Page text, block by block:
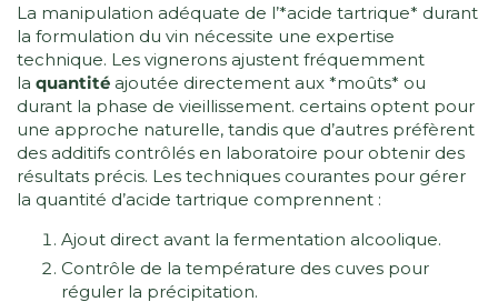
La manipulation adéquate de l’*acide tartrique* durant
la formulation du vin nécessite une expertise
technique. Les vignerons ajustent fréquemment
la quantité ajoutée directement aux *moûts* ou
durant la phase de vieillissement. certains optent pour
une approche naturelle, tandis que d’autres préfèrent
des additifs contrôlés en laboratoire pour obtenir des
résultats précis. Les techniques courantes pour gérer
la quantité d’acide tartrique comprennent :
Ajout direct avant la fermentation alcoolique.
Contrôle de la température des cuves pour
réguler la précipitation.